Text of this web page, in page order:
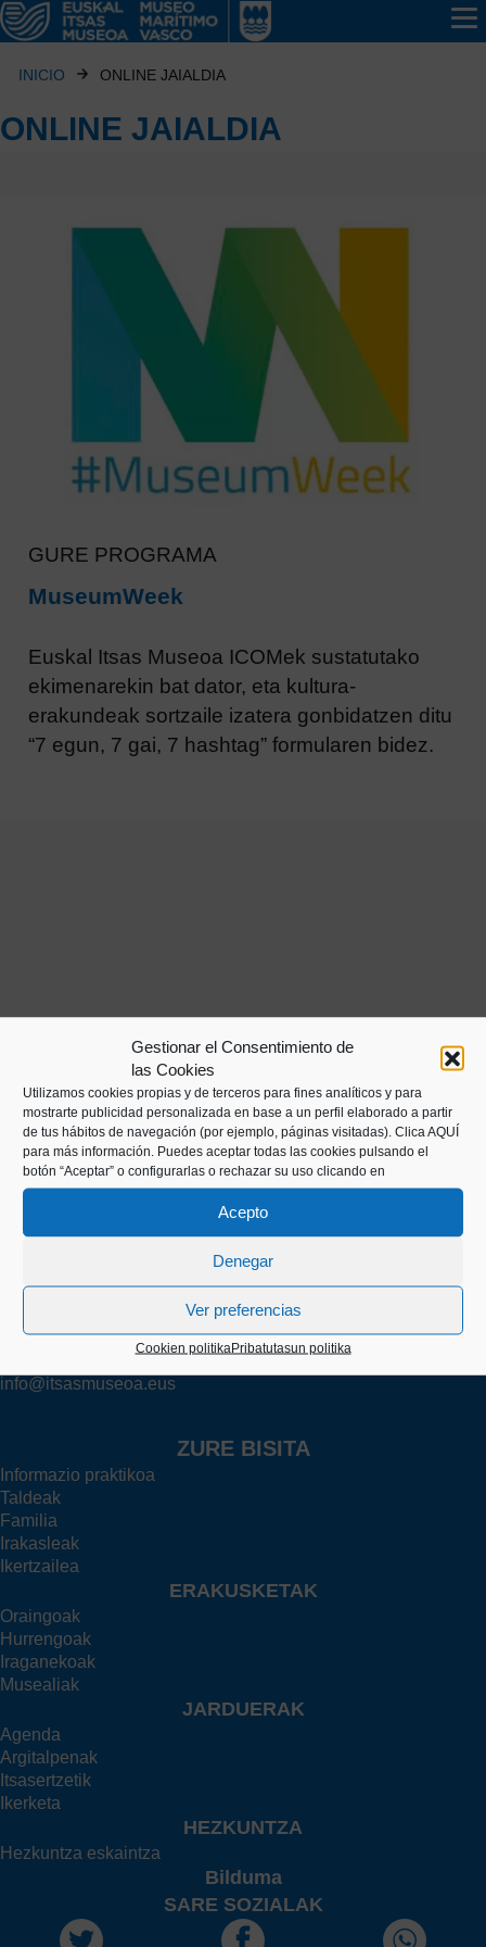
Gestionar el Consentimiento de
las Cookies
Utilizamos cookies propias y de terceros para fines analíticos y para
mostrarte publicidad personalizada en base a un perfil elaborado a partir
de tus hábitos de navegación (por ejemplo, páginas visitadas). Clica AQUÍ
para más información. Puedes aceptar todas las cookies pulsando el
botón “Aceptar” o configurarlas o rechazar su uso clicando en
Acepto
Denegar
Ver preferencias
Cookien politikaPribatutasun politika
INICIO ONLINE JAIALDIA
ONLINE JAIALDIA
GURE PROGRAMA
MuseumWeek
Euskal Itsas Museoa ICOMek sustatutako
ekimenarekin bat dator, eta kultura-
erakundeak sortzaile izatera gonbidatzen ditu
“7 egun, 7 gai, 7 hashtag” formularen bidez.
Kaiko pasealekua, 24
info@itsasmuseoa.eus
ZURE BISITA
Informazio praktikoa
Taldeak
Familia
Irakasleak
Ikertzailea
ERAKUSKETAK
Oraingoak
Hurrengoak
Iraganekoak
Musealiak
JARDUERAK
Agenda
Argitalpenak
Itsasertzetik
Ikerketa
HEZKUNTZA
Hezkuntza eskaintza
Bilduma
SARE SOZIALAK